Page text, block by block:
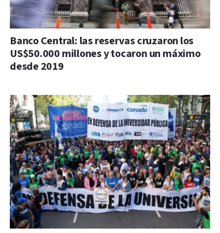
Banco Central: las reservas cruzaron los
US$50.000 millones y tocaron un máximo
desde 2019